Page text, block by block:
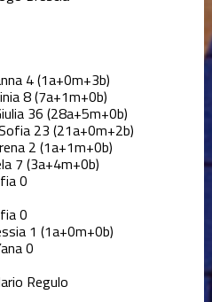
4(1a+0m+3b)
8(7a+1m+0b)
36 (28a+5m+0b)
23 (21a+0m+2b)
2 (1a+1m+0b)
7 (3a+4m+0b)
0
0
1 (1a+0m+0b)
0
Regulo